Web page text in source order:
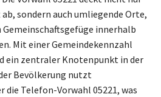
sondern auch umliegende Orte,
innerhalb
Mit einer Gemeindekennzahl
ein zentraler Knotenpunkt in der
Bevölkerung nutzt
die Telefon-Vorwahl 05221, was